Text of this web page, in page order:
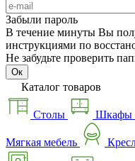
Забыли пароль
В течение минуты Вы
инструкциями по
Не забудьте проверить
Ок
Каталог товаров
Столы Шкафы
Мягкая мебель